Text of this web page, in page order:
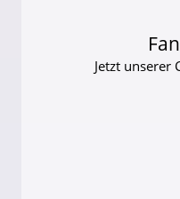
Jetzt unserer